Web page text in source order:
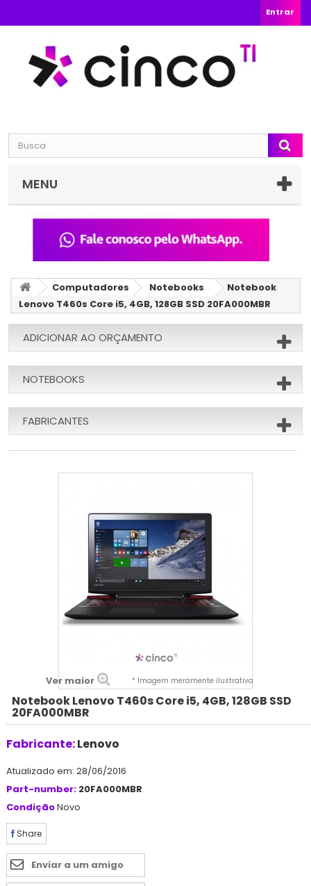
Entrar
MENU
Computadores Notebooks
Notebook
Lenovo T460s Core i5, 4GB, 128GB SSD 20FA000MBR
ADICIONAR AO ORÇAMENTO
NOTEBOOKS
FABRICANTES
Ver maior * Imagem meramente ilustrativa
Notebook Lenovo T460s Core i5, 4GB, 128GB SSD
20FA000MBR
Fabricante:Lenovo
Atualizado em: 28/06/2016
Part-number: 20FA000MBR
CondiçãoNovo
Share
Enviar a um amigo